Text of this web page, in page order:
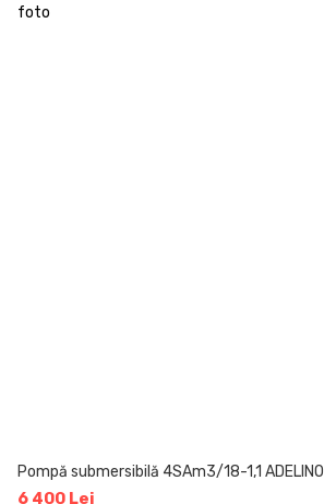
Pompă submersibilă 4SAm3/18-1,1 ADELINO
6 400 Lei